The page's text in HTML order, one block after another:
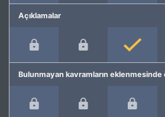
Açıklamalar
Bulunmayan kavramların eklenmesinde